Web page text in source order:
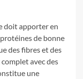
doit apporter en
de bonne
des fibres et des
avec des
une